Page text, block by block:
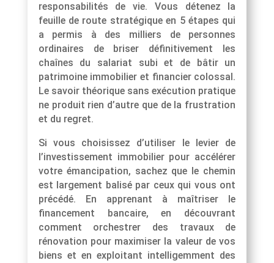
responsabilités de vie. Vous détenez la
feuille de route stratégique en 5 étapes qui
a permis à des milliers de personnes
ordinaires de briser définitivement les
chaînes du salariat subi et de bâtir un
patrimoine immobilier et financier colossal.
Le savoir théorique sans exécution pratique
ne produit rien d’autre que de la frustration
et du regret.
Si vous choisissez d’utiliser le levier de
l’investissement immobilier pour accélérer
votre émancipation, sachez que le chemin
est largement balisé par ceux qui vous ont
précédé. En apprenant à maîtriser le
financement bancaire, en découvrant
comment orchestrer des travaux de
rénovation pour maximiser la valeur de vos
biens et en exploitant intelligemment des